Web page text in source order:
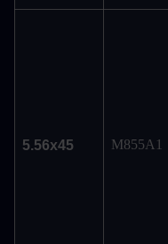
5.56x45 M855A1